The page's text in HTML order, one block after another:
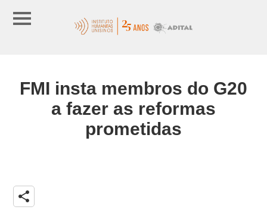
FMI insta membros do G20
a fazer as reformas
prometidas
share